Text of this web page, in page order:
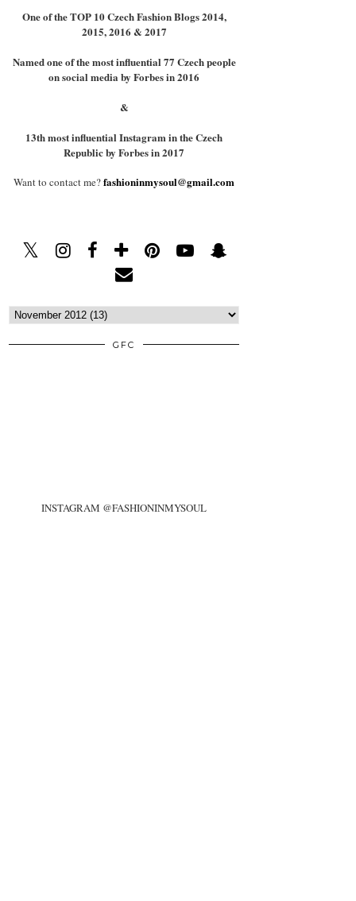
One of the TOP 10 Czech Fashion Blogs 2014,
2015, 2016 & 2017
Named one of the most influential 77 Czech people
on social media by Forbes in 2016
&
13th most influential Instagram in the Czech
Republic by Forbes in 2017
Want to contact me?fashioninmysoul@gmail.com
GFC
INSTAGRAM @FASHIONINMYSOUL